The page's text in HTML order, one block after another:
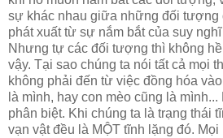
sự khác nhau giữa những đối tượng
phát xuất từ sự nắm bắt của suy
Nhưng tự các đối tượng thì không
vậy. Tại sao chúng ta nói tất cả mọi
không phải đến từ việc đồng hóa
là mình, hay con mèo cũng là
phân biệt. Khi chúng ta là trạng thái
vạn vật đều là MỘT tĩnh lặng đó.